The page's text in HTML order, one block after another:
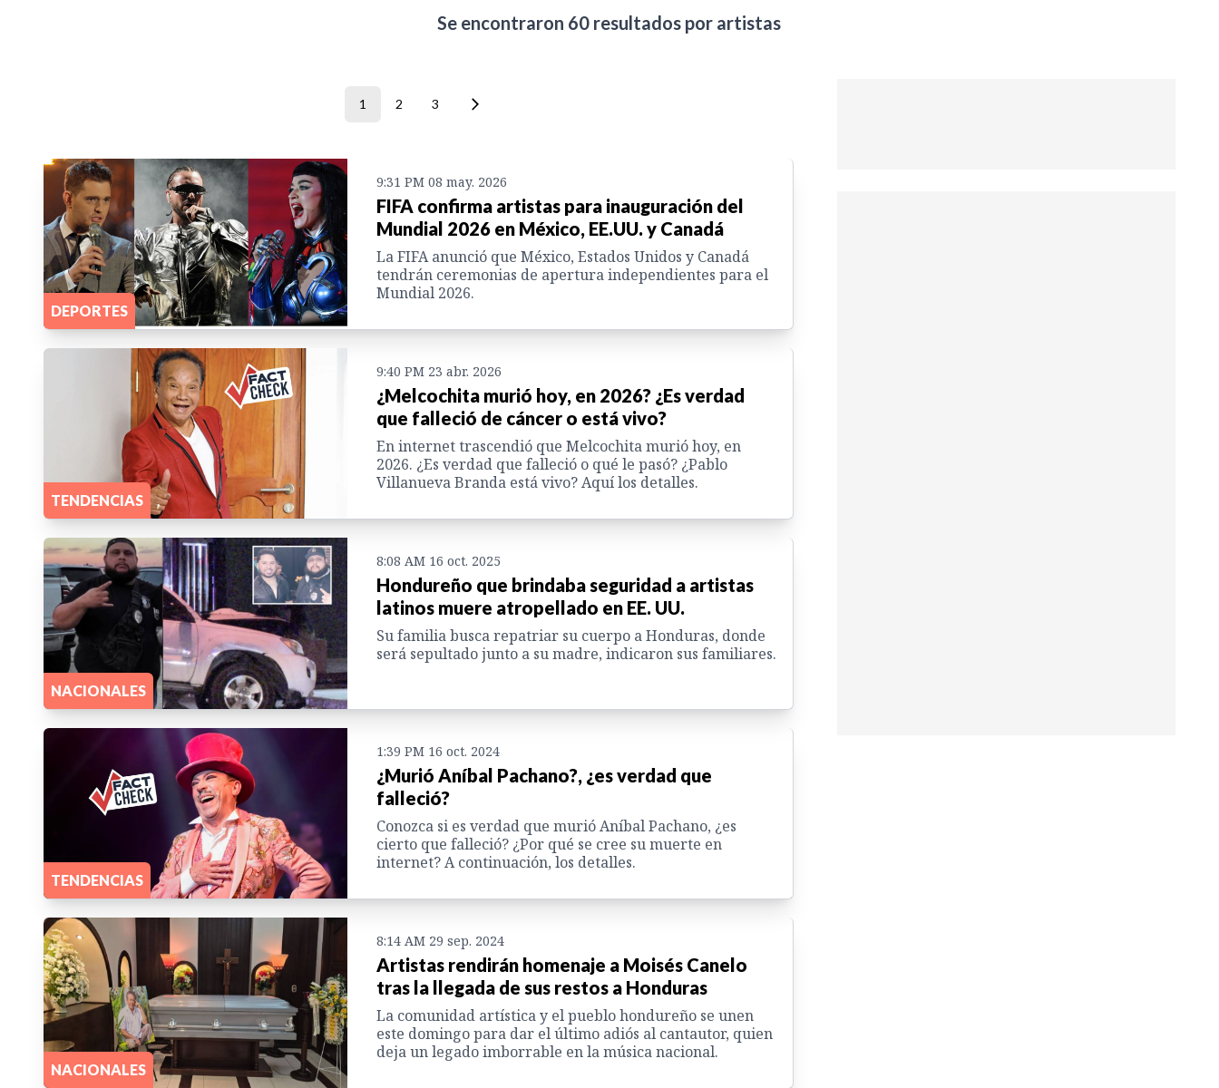
Se encontraron 60 resultados por artistas
1 2 3
DEPORTES
9:31 PM 08 may. 2026
FIFA confirma artistas para inauguración del
Mundial 2026 en México, EE.UU. y Canadá
La FIFA anunció que México, Estados Unidos y Canadá
tendrán ceremonias de apertura independientes para el
Mundial 2026.
TENDENCIAS
9:40 PM 23 abr. 2026
¿Melcochita murió hoy, en 2026? ¿Es verdad
que falleció de cáncer o está vivo?
En internet trascendió que Melcochita murió hoy, en
2026. ¿Es verdad que falleció o qué le pasó? ¿Pablo
Villanueva Branda está vivo? Aquí los detalles.
NACIONALES
8:08 AM 16 oct. 2025
Hondureño que brindaba seguridad a artistas
latinos muere atropellado en EE. UU.
Su familia busca repatriar su cuerpo a Honduras, donde
será sepultado junto a su madre, indicaron sus familiares.
TENDENCIAS
1:39 PM 16 oct. 2024
¿Murió Aníbal Pachano?, ¿es verdad que
falleció?
Conozca si es verdad que murió Aníbal Pachano, ¿es
cierto que falleció? ¿Por qué se cree su muerte en
internet? A continuación, los detalles.
NACIONALES
8:14 AM 29 sep. 2024
Artistas rendirán homenaje a Moisés Canelo
tras la llegada de sus restos a Honduras
La comunidad artística y el pueblo hondureño se unen
este domingo para dar el último adiós al cantautor, quien
deja un legado imborrable en la música nacional.